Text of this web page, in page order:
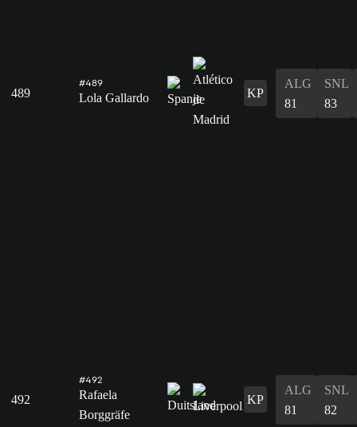
489
#489
Lola Gallardo KP
ALG
81
SNL
83
492
#492
Rafaela
Borggräfe
KP
ALG
81
SNL
82